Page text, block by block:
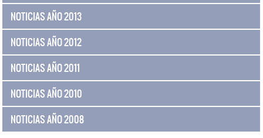
NOTICIAS AÑO 2013
NOTICIAS AÑO 2012
NOTICIAS AÑO 2011
NOTICIAS AÑO 2010
NOTICIAS AÑO 2008